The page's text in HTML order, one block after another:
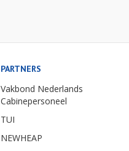
PARTNERS
Vakbond Nederlands
Cabinepersoneel
TUI
NEWHEAP